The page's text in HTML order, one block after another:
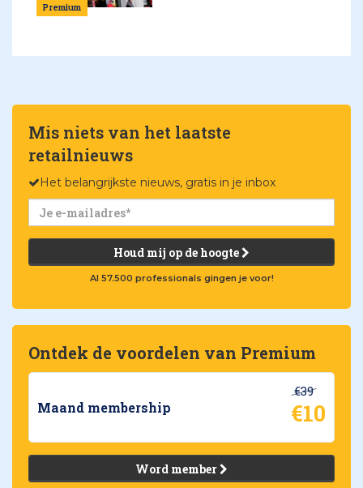
Premium
Mis niets van het laatste
retailnieuws
Het belangrijkste nieuws, gratis in je inbox
Houd mij op de hoogte
Al 57.500 professionals gingen je voor!
Ontdek de voordelen van Premium
Maand membership
€39
€10
Word member